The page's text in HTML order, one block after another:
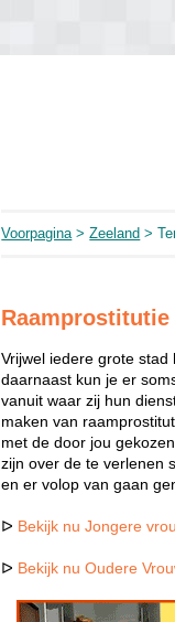
Voorpagina>Zeeland >
Raamprostitutie
Vrijwel iedere grote
daarnaast kun je er
vanuit waar zij hun
maken van
met de door jou
zijn over de te verlenen
en er volop van gaan
ᐅ Bekijk nu Jongere
ᐅ Bekijk nu Oudere